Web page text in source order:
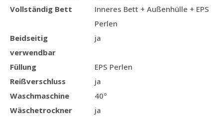
Vollständig Bett
Inneres Bett + Außenhülle + EPS
Perlen
Beidseitig
verwendbar
ja
Füllung
EPS Perlen
Reißverschluss
ja
Waschmaschine
40º
Wäschetrockner
ja